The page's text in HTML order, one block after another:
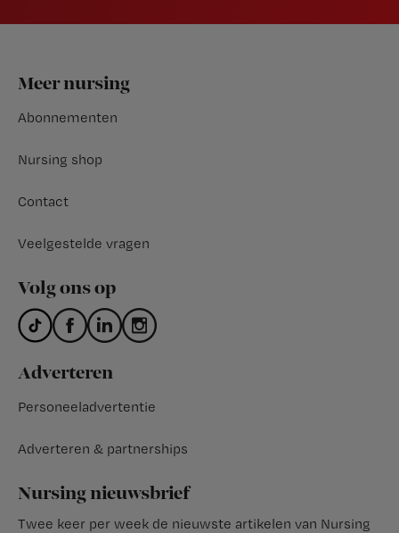
Footer
Meer nursing
Abonnementen
Nursing shop
Contact
Veelgestelde vragen
Volg ons op
Adverteren
Personeeladvertentie
Adverteren & partnerships
Nursing nieuwsbrief
Twee keer per week de nieuwste artikelen van Nursing